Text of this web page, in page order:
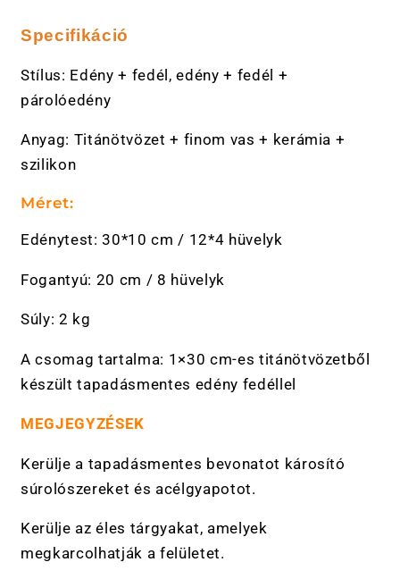
Specifikáció
Stílus: Edény + fedél, edény + fedél +
párolóedény
Anyag: Titánötvözet + finom vas + kerámia +
szilikon
Méret:
Edénytest: 30*10 cm / 12*4 hüvelyk
Fogantyú: 20 cm / 8 hüvelyk
Súly: 2 kg
A csomag tartalma: 1×30 cm-es titánötvözetből
készült tapadásmentes edény fedéllel
MEGJEGYZÉSEK
Kerülje a tapadásmentes bevonatot károsító
súrolószereket és acélgyapotot.
Kerülje az éles tárgyakat, amelyek
megkarcolhatják a felületet.